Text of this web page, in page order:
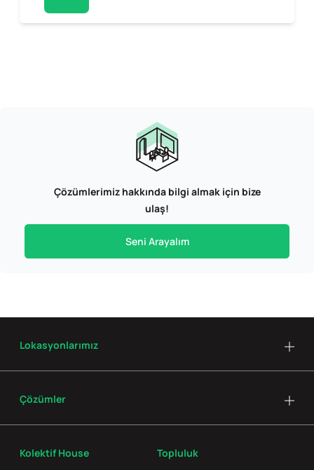
Çözümlerimiz hakkında bilgi almak için bize
ulaş!
Seni Arayalım
Kolektif House Topluluk
Lokasyonlarımız
Çözümler